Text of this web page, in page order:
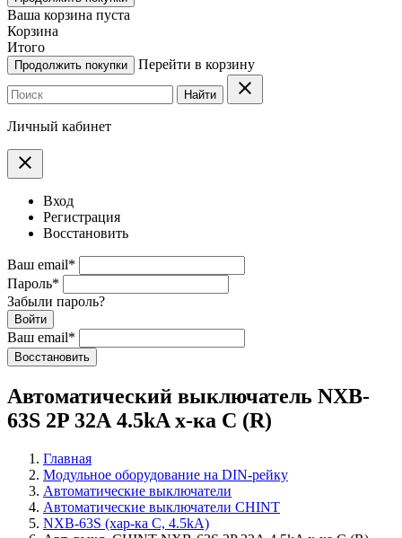
Ваша корзина пуста
Корзина
Итого
Продолжить покупки Перейти в корзину
Найти clear
Личный кабинет
clear
Вход
Регистрация
Восстановить
Ваш email*
Пароль*
Забыли пароль?
Войти
Ваш email*
Воcстановить
Автоматический выключатель NXB-
63S 2P 32А 4.5kA х-ка C (R)
Главная
Модульное оборудование на DIN-рейку
Автоматические выключатели
Автоматические выключатели CHINT
NXB-63S (хар-ка С, 4.5kA)